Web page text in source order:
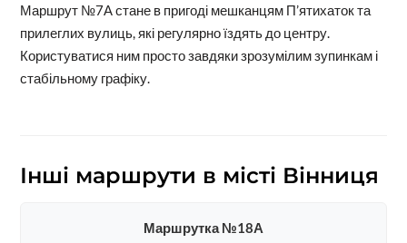
Маршрут №7А стане в пригоді мешканцям П’ятихаток та
прилеглих вулиць, які регулярно їздять до центру.
Користуватися ним просто завдяки зрозумілим зупинкам і
стабільному графіку.
Інші маршрути в місті Вінниця
Маршрутка №18А